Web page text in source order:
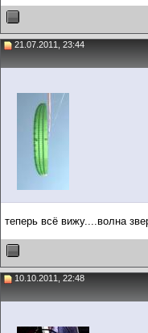
21.07.2011, 23:44
теперь всё вижу....волна
10.10.2011, 22:48